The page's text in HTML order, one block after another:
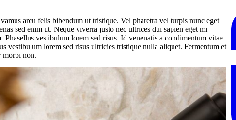
arcu felis bibendum ut tristique. Vel pharetra vel turpis nunc eget.
sed enim ut. Neque viverra justo nec ultrices dui sapien eget mi
Phasellus vestibulum lorem sed risus. Id venenatis a condimentum vitae
vestibulum lorem sed risus ultricies tristique nulla aliquet. Fermentum et
morbi non.